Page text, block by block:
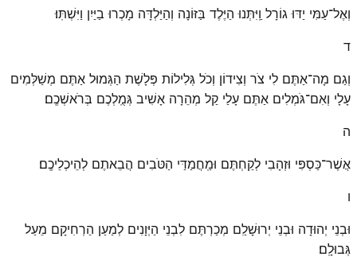
וְאֶל־עַמִּי יַדּוּ גוֹרָל וַֽיִּתְּנוּ הַיֶּלֶד בַּזּוֹנָה וְהַיַּלְדָּה מָכְרוּ בַיַּיִן וַיִּשְׁתּֽוּ׃
ד
וְגַם מָה־אַתֶּם לִי צֹר וְצִידוֹן וְכֹל גְּלִילוֹת פְּלָשֶׁת הַגְּמוּל אַתֶּם מְשַׁלְּמִים
עָלָי וְאִם־גֹּמְלִים אַתֶּם עָלַי קַל מְהֵרָה אָשִׁיב גְּמֻֽלְכֶם בְּרֹאשְׁכֶֽם׃
ה
אֲשֶׁר־כַּסְפִּי וּזְהָבִי לְקַחְתֶּם וּמַֽחֲמַדַּי הַטֹּבִים הֲבֵאתֶם לְהֵיכְלֵיכֶֽם׃
ו
וּבְנֵי יְהוּדָה וּבְנֵי יְרוּשָׁלַ͏ִם מְכַרְתֶּם לִבְנֵי הַיְּוָנִים לְמַעַן הַרְחִיקָם מֵעַל
גְּבוּלָֽם׃